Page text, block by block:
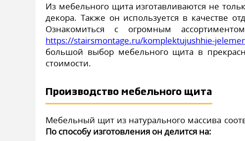
Из мебельного щита изготавливаются не
декора. Также он используется в качестве
Ознакомиться с огромным
https://stairsmontage.ru/komplektujushhie-
большой выбор мебельного щита в
стоимости.
Производство мебельного щита
Мебельный щит из натурального массива
По способу изготовления он делится на: